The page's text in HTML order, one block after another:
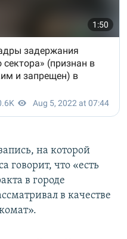
на которой
говорит, что «есть
в городе
в качестве